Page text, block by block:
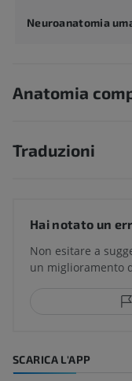
Neuroanatomia
Anatomia
Traduzioni
Hai notato un
Non esitare a
un miglioramento
SCARICA L'APP